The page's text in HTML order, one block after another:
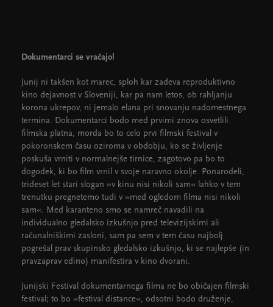
Dokumentarci se vračajo!
Junij ni takšen kot marec, sploh kar zadeva reproduktivno
kino dejavnost v Sloveniji, kar pa nam letos, ob rahljanju
korona ukrepov, ni jemalo elana pri snovanju nadomestnega
termina. Dokumentarci bodo med prvimi znova osvetlili
filmska platna, morda bo to celo prvi filmski festival v
pokoronskem času oziroma v obdobju, ko se življenje
poskuša vrniti v normalnejše tirnice, zagotovo pa bo to
dogodek, ki bo film vrnil v svoje naravno okolje. Ponarodeli,
trideset let stari slogan »v kinu nisi nikoli sam« lahko v tem
trenutku pregnetemo tudi v »med ogledom filma nisi nikoli
sam«. Med karanteno smo se namreč navadili na
individualno gledalsko izkušnjo pred televizijskimi ali
računalniškimi zasloni, sam pa sem v tem času najbolj
pogrešal prav skupinsko gledalsko izkušnjo, ki se najlepše (in
pravzaprav edino) manifestira v kino dvorani.
Junijski Festival dokumentarnega filma ne bo običajen filmski
festival; to bo »festival distance«, odsotni bodo druženje,